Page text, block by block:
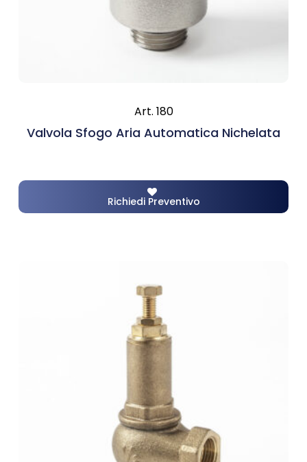
Art. 180
Valvola Sfogo Aria Automatica Nichelata
Richiedi Preventivo